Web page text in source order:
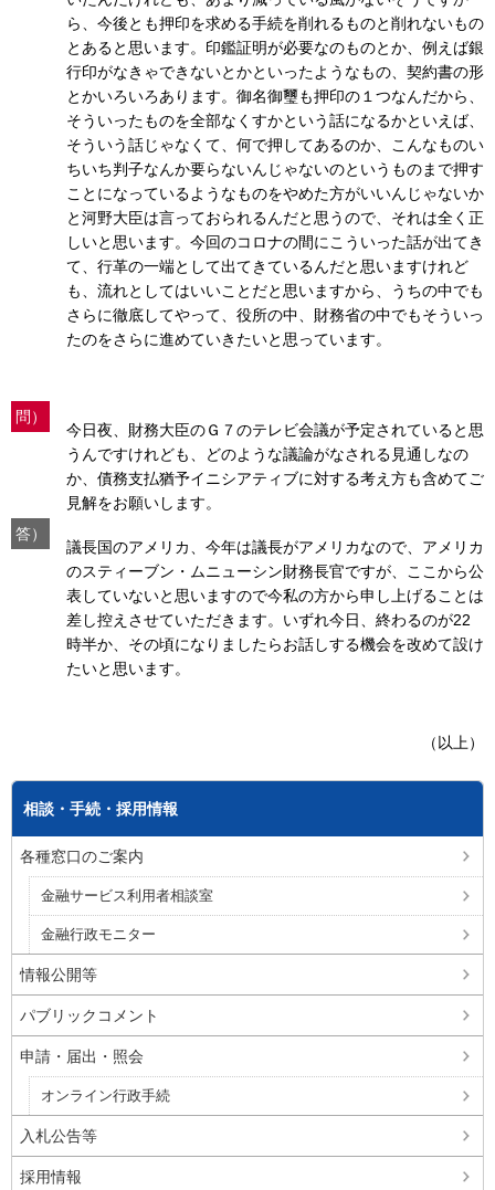
ら、今後とも押印を求める手続を削れるものと削れないもの
とあると思います。印鑑証明が必要なのものとか、例えば銀
行印がなきゃできないとかといったようなもの、契約書の形
とかいろいろあります。御名御璽も押印の１つなんだから、
そういったものを全部なくすかという話になるかといえば、
そういう話じゃなくて、何で押してあるのか、こんなものい
ちいち判子なんか要らないんじゃないのというものまで押す
ことになっているようなものをやめた方がいいんじゃないか
と河野大臣は言っておられるんだと思うので、それは全く正
しいと思います。今回のコロナの間にこういった話が出てき
て、行革の一端として出てきているんだと思いますけれど
も、流れとしてはいいことだと思いますから、うちの中でも
さらに徹底してやって、役所の中、財務省の中でもそういっ
たのをさらに進めていきたいと思っています。
問）
今日夜、財務大臣のＧ７のテレビ会議が予定されていると思
うんですけれども、どのような議論がなされる見通しなの
か、債務支払猶予イニシアティブに対する考え方も含めてご
見解をお願いします。
答）
議長国のアメリカ、今年は議長がアメリカなので、アメリカ
のスティーブン・ムニューシン財務長官ですが、ここから公
表していないと思いますので今私の方から申し上げることは
差し控えさせていただきます。いずれ今日、終わるのが22
時半か、その頃になりましたらお話しする機会を改めて設け
たいと思います。
（以上）
相談・手続・採用情報
各種窓口のご案内
金融サービス利用者相談室
金融行政モニター
情報公開等
パブリックコメント
申請・届出・照会
オンライン行政手続
入札公告等
採用情報